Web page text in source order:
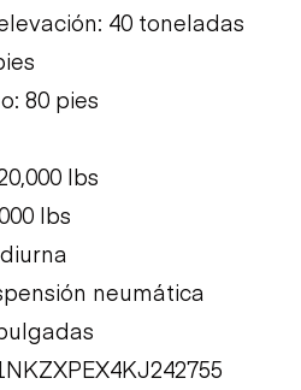
40 toneladas
80 pies
lbs
lbs
neumática